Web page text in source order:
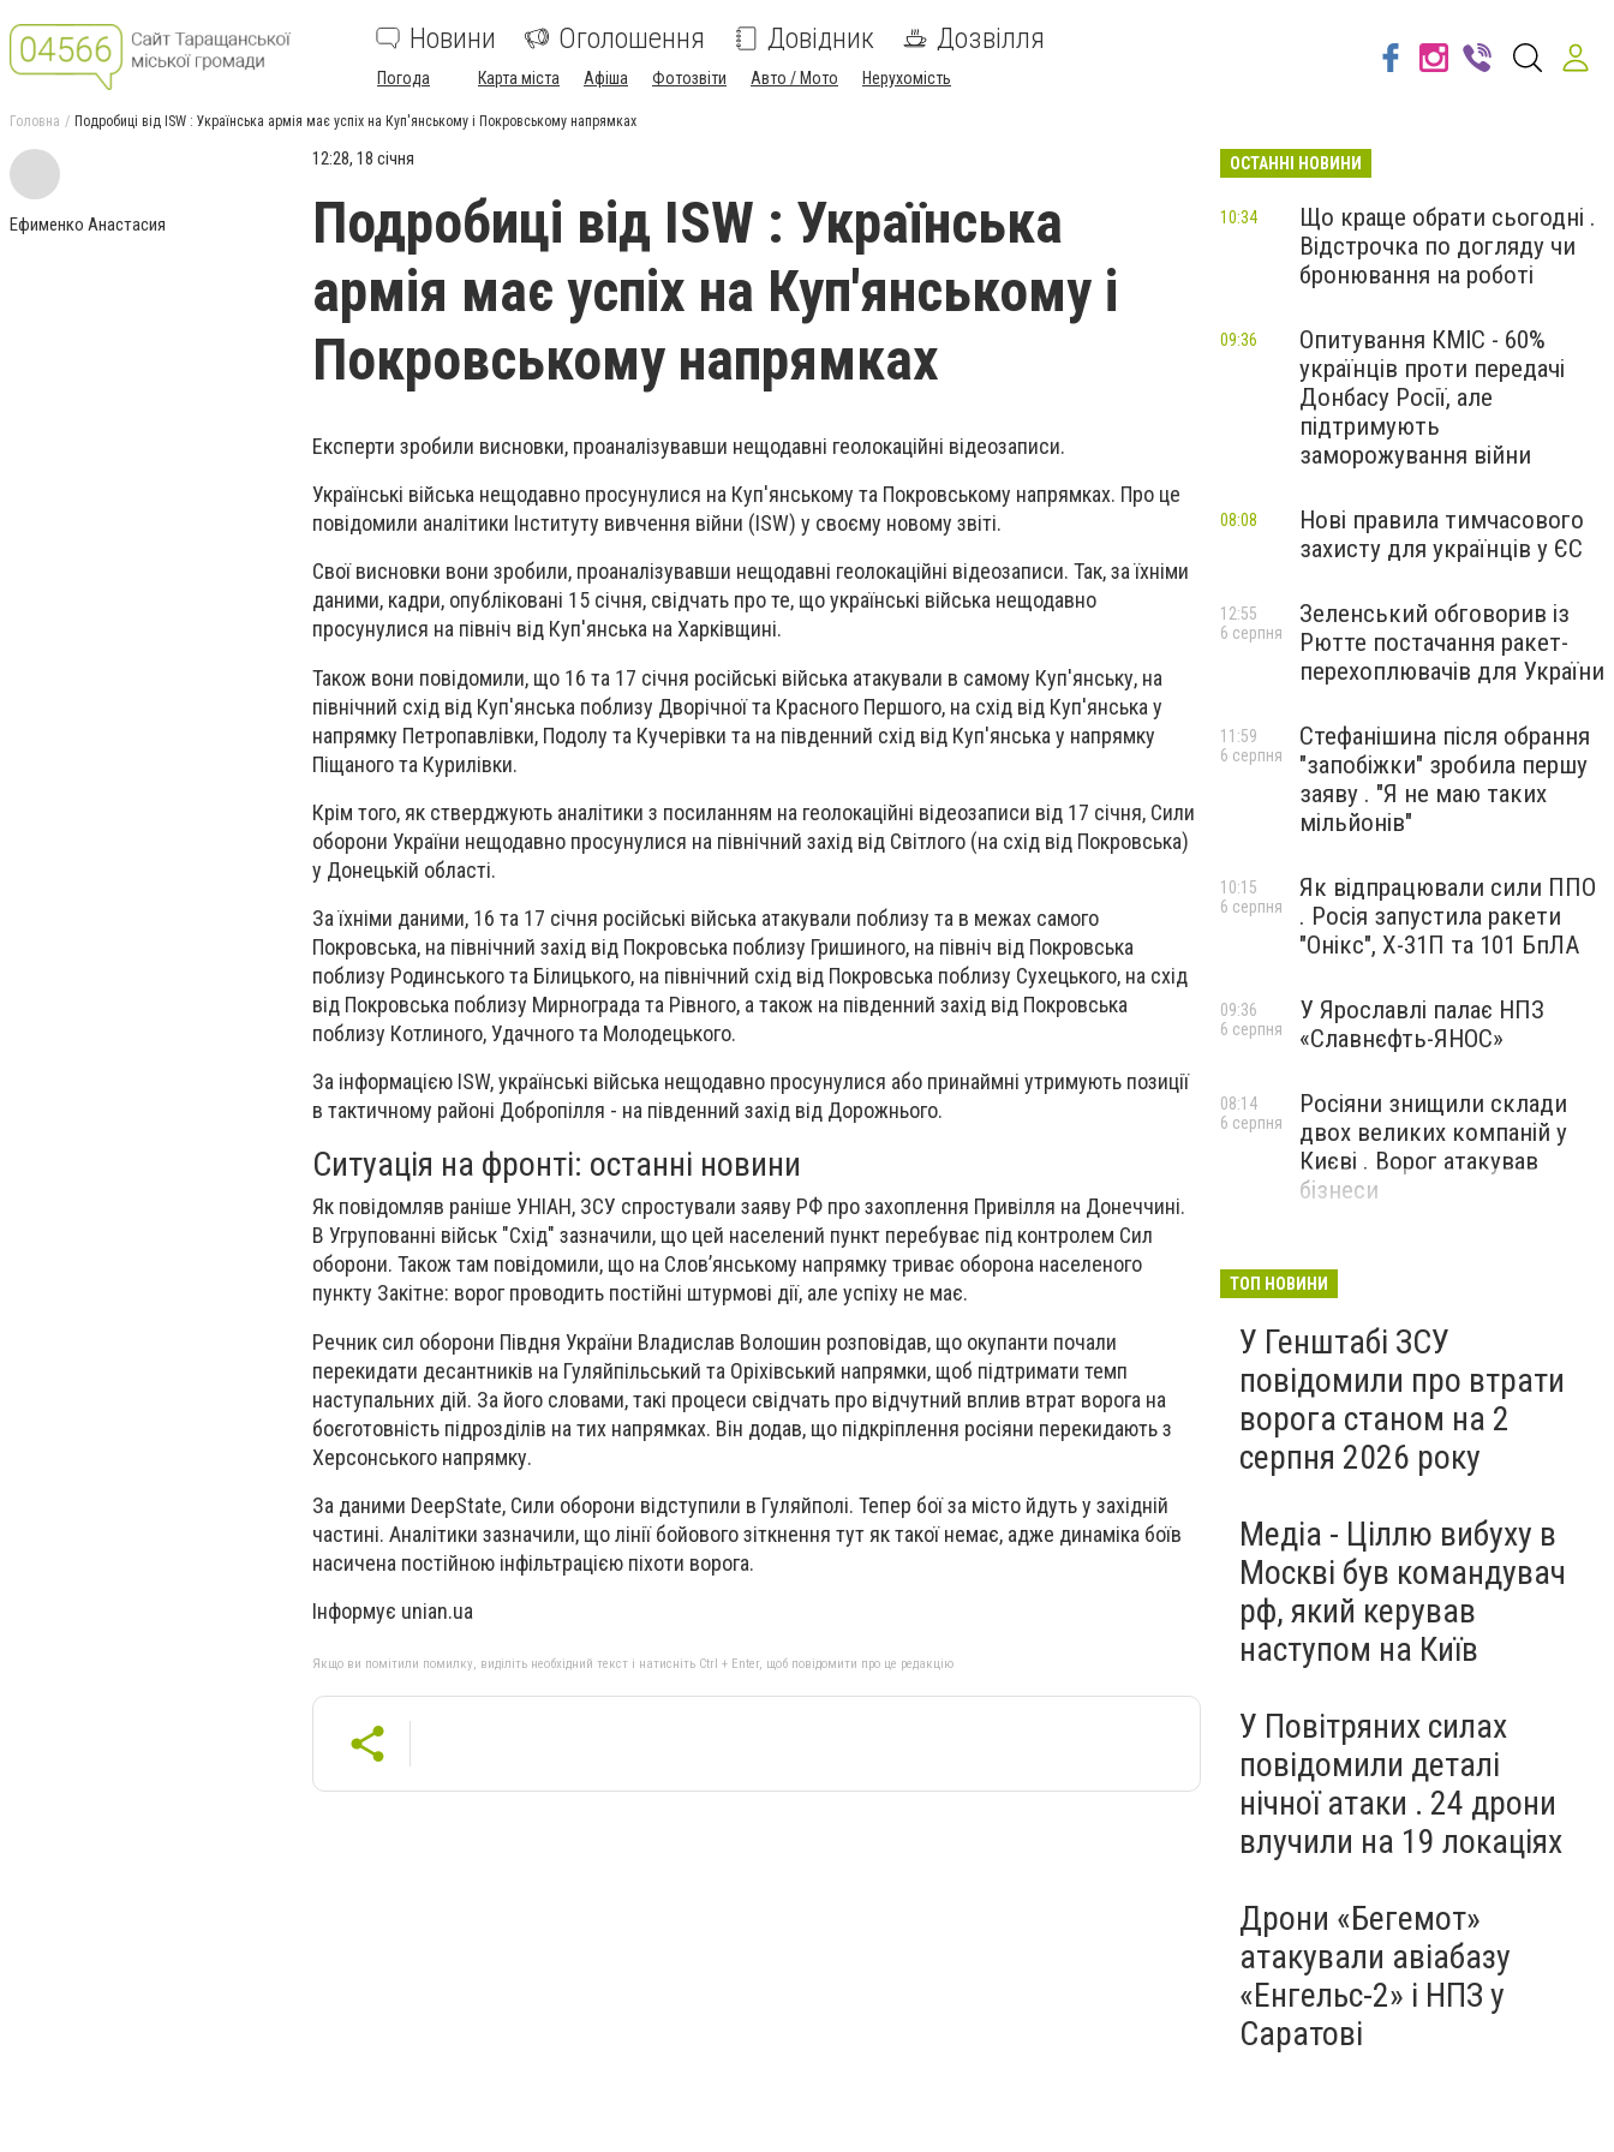
Новини Оголошення Довідник Дозвілля
Погода Карта міста Афіша Фотозвіти Авто / Мото Нерухомість
Головна Подробиці від ISW : Українська армія має успіх на Куп'янському і Покровському напрямках
Ефименко Анастасия
12:28, 18 січня
Подробиці від ISW : Українська
армія має успіх на Куп'янському і
Покровському напрямках
Експерти зробили висновки, проаналізувавши нещодавні геолокаційні відеозаписи.
Українські війська нещодавно просунулися на Куп'янському та Покровському напрямках. Про це
повідомили аналітики Інституту вивчення війни (ISW) у своєму новому звіті.
Свої висновки вони зробили, проаналізувавши нещодавні геолокаційні відеозаписи. Так, за їхніми
даними, кадри, опубліковані 15 січня, свідчать про те, що українські війська нещодавно
просунулися на північ від Куп'янська на Харківщині.
Також вони повідомили, що 16 та 17 січня російські війська атакували в самому Куп'янську, на
північний схід від Куп'янська поблизу Дворічної та Красного Першого, на схід від Куп'янська у
напрямку Петропавлівки, Подолу та Кучерівки та на південний схід від Куп'янська у напрямку
Піщаного та Курилівки.
Крім того, як стверджують аналітики з посиланням на геолокаційні відеозаписи від 17 січня, Сили
оборони України нещодавно просунулися на північний захід від Світлого (на схід від Покровська)
у Донецькій області.
За їхніми даними, 16 та 17 січня російські війська атакували поблизу та в межах самого
Покровська, на північний захід від Покровська поблизу Гришиного, на північ від Покровська
поблизу Родинського та Білицького, на північний схід від Покровська поблизу Сухецького, на схід
від Покровська поблизу Мирнограда та Рівного, а також на південний захід від Покровська
поблизу Котлиного, Удачного та Молодецького.
За інформацією ISW, українські війська нещодавно просунулися або принаймні утримують позиції
в тактичному районі Добропілля - на південний захід від Дорожнього.
Ситуація на фронті: останні новини
Як повідомляв раніше УНІАН, ЗСУ спростували заяву РФ про захоплення Привілля на Донеччині.
В Угрупованні військ "Схід" зазначили, що цей населений пункт перебуває під контролем Сил
оборони. Також там повідомили, що на Слов’янському напрямку триває оборона населеного
пункту Закітне: ворог проводить постійні штурмові дії, але успіху не має.
Речник сил оборони Півдня України Владислав Волошин розповідав, що окупанти почали
перекидати десантників на Гуляйпільський та Оріхівський напрямки, щоб підтримати темп
наступальних дій. За його словами, такі процеси свідчать про відчутний вплив втрат ворога на
боєготовність підрозділів на тих напрямках. Він додав, що підкріплення росіяни перекидають з
Херсонського напрямку.
За даними DeepState, Сили оборони відступили в Гуляйполі. Тепер бої за місто йдуть у західній
частині. Аналітики зазначили, що лінії бойового зіткнення тут як такої немає, адже динаміка боїв
насичена постійною інфільтрацією піхоти ворога.
Інформує unian.ua
Якщо ви помітили помилку, виділіть необхідний текст і натисніть Ctrl + Enter, щоб повідомити про це редакцію
ОСТАННІ НОВИНИ
Що краще обрати сьогодні .
Відстрочка по догляду чи
бронювання на роботі
10:34
Опитування КМІС - 60%
українців проти передачі
Донбасу Росії, але
підтримують
заморожування війни
09:36
Нові правила тимчасового
захисту для українців у ЄС
08:08
Зеленський обговорив із
Рютте постачання ракет-
перехоплювачів для України
12:55
6 серпня
Стефанішина після обрання
"запобіжки" зробила першу
заяву . "Я не маю таких
мільйонів"
11:59
6 серпня
Як відпрацювали сили ППО
. Росія запустила ракети
"Онікс", Х-31П та 101 БпЛА
10:15
6 серпня
У Ярославлі палає НПЗ
«Славнєфть-ЯНОС»
09:36
6 серпня
Росіяни знищили склади
двох великих компаній у
Києві . Ворог атакував
бізнеси
08:14
6 серпня
ТОП НОВИНИ
У Генштабі ЗСУ
повідомили про втрати
ворога станом на 2
серпня 2026 року
Медіа - Ціллю вибуху в
Москві був командувач
рф, який керував
наступом на Київ
У Повітряних силах
повідомили деталі
нічної атаки . 24 дрони
влучили на 19 локаціях
Дрони «Бегемот»
атакували авіабазу
«Енгельс-2» і НПЗ у
Саратові